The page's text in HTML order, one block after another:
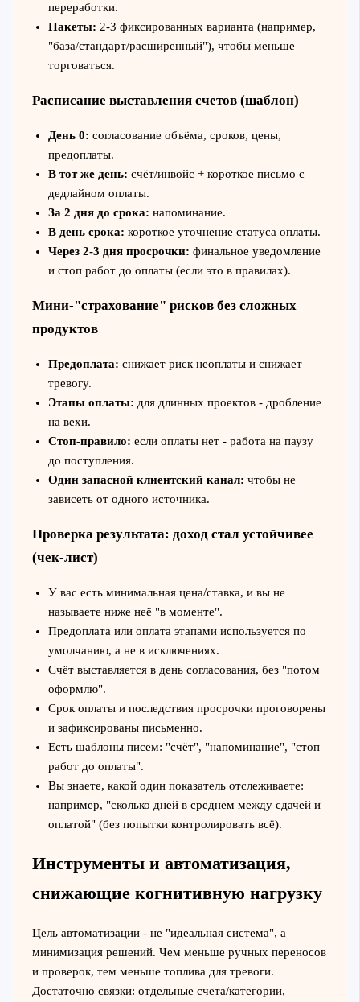
переработки.
Пакеты: 2-3 фиксированных варианта (например,
"база/стандарт/расширенный"), чтобы меньше
торговаться.
Расписание выставления счетов (шаблон)
День 0: согласование объёма, сроков, цены,
предоплаты.
В тот же день: счёт/инвойс + короткое письмо с
дедлайном оплаты.
За 2 дня до срока: напоминание.
В день срока: короткое уточнение статуса оплаты.
Через 2-3 дня просрочки: финальное уведомление
и стоп работ до оплаты (если это в правилах).
Мини-"страхование" рисков без сложных
продуктов
Предоплата: снижает риск неоплаты и снижает
тревогу.
Этапы оплаты: для длинных проектов - дробление
на вехи.
Стоп-правило: если оплаты нет - работа на паузу
до поступления.
Один запасной клиентский канал: чтобы не
зависеть от одного источника.
Проверка результата: доход стал устойчивее
(чек-лист)
У вас есть минимальная цена/ставка, и вы не
называете ниже неё "в моменте".
Предоплата или оплата этапами используется по
умолчанию, а не в исключениях.
Счёт выставляется в день согласования, без "потом
оформлю".
Срок оплаты и последствия просрочки проговорены
и зафиксированы письменно.
Есть шаблоны писем: "счёт", "напоминание", "стоп
работ до оплаты".
Вы знаете, какой один показатель отслеживаете:
например, "сколько дней в среднем между сдачей и
оплатой" (без попытки контролировать всё).
Инструменты и автоматизация,
снижающие когнитивную нагрузку
Цель автоматизации - не "идеальная система", а
минимизация решений. Чем меньше ручных переносов
и проверок, тем меньше топлива для тревоги.
Достаточно связки: отдельные счета/категории,